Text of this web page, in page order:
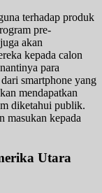
terhadap produk
pre-
akan
kepada calon
para
smartphone yang
mendapatkan
diketahui publik.
masukan kepada
Utara